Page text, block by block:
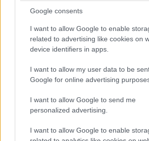
Google consents
I want to allow Google to enable
related to advertising like cookies on
device identifiers in apps.
I want to allow my user data to be
Google for online advertising
I want to allow Google to send me
personalized advertising.
I want to allow Google to enable
¿Sabes qué baja tu ánimo?
Lo haces todos los días y afecta